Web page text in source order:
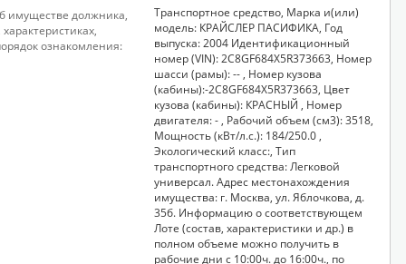
имуществе должника,
характеристиках,
ознакомления:
Транспортное средство, Марка и(или)
модель: КРАЙСЛЕР ПАСИФИКА, Год
выпуска: 2004 Идентификационный
номер (VIN): 2С8GF684Х5R373663, Номер
шасси (рамы): -- , Номер кузова
(кабины):-2С8GF684Х5R373663, Цвет
кузова (кабины): КРАСНЫЙ , Номер
двигателя: - , Рабочий объем (см3): 3518,
Мощность (кВт/л.с.): 184/250.0 ,
Экологический класс:, Тип
транспортного средства: Легковой
универсал. Адрес местонахождения
имущества: г. Москва, ул. Яблочкова, д.
35б. Информацию о соответствующем
Лоте (состав, характеристики и др.) в
полном объеме можно получить в
рабочие дни с 10:00ч. до 16:00ч., по